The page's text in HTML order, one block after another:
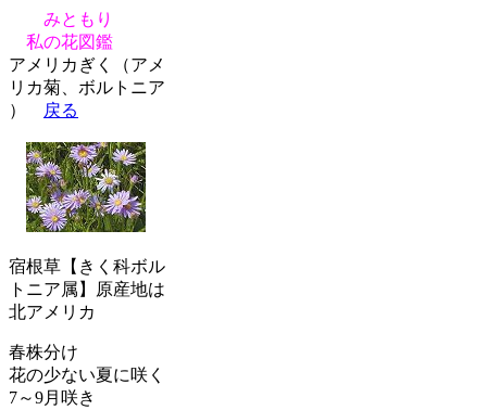
みともり
私の花図鑑
アメリカぎく（アメ
リカ菊、ボルトニア
）
戻る
宿根草【きく科ボル
トニア属】原産地は
北アメリカ
春株分け
花の少ない夏に咲く
7～9月咲き